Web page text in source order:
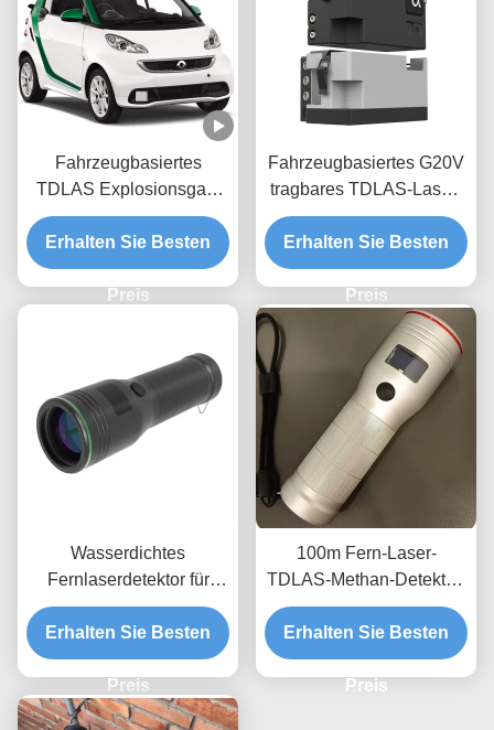
Fahrzeugbasiertes
TDLAS Explosionsgas-
Laserdetektor-Methan-
Leckinspektionssystem
Erhalten Sie Besten
Preis
Fahrzeugbasiertes G20V
tragbares TDLAS-Laser-
Methan-Ethan-
Lecksuchgerät
Erhalten Sie Besten
Preis
Wasserdichtes
Fernlaserdetektor für
Erdgas PPM TDLAS
Methangasüberwachungssystem
Erhalten Sie Besten
Preis
100m Fern-Laser-
TDLAS-Methan-Detektor-
Instrument mit großer
Reichweite
Erhalten Sie Besten
Preis